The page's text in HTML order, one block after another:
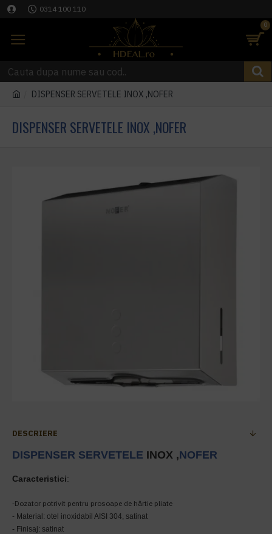
0314 100 110
0
DISPENSER SERVETELE INOX ,NOFER
DISPENSER SERVETELE INOX ,NOFER
DESCRIERE
DISPENSER SERVETELE INOX ,NOFER
Caracteristici:
-Dozator potrivit pentru prosoape de hârtie pliate
- Material: otel inoxidabil AISI 304, satinat
- Finisaj: satinat